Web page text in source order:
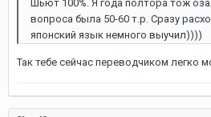
Шьют 100%. Я года полтора тож
вопроса была 50-60 т.р. Сразу
японский язык немного выучил))))
Так тебе сейчас переводчиком легко